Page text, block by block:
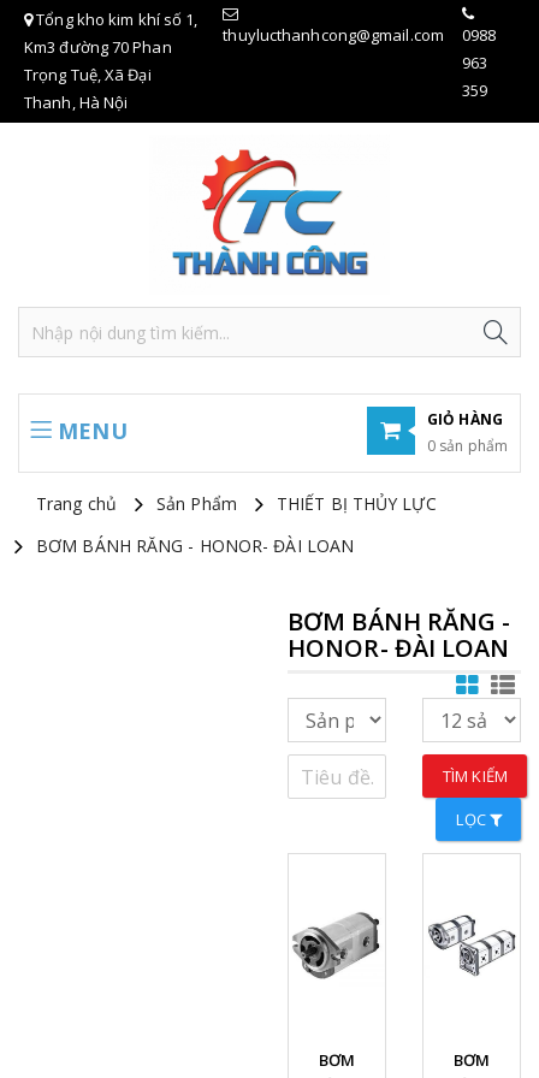
Tổng kho kim khí số 1,
Km3 đường 70 Phan
Trọng Tuệ, Xã Đại
Thanh, Hà Nội
thuylucthanhcong@gmail.com
0988
963
359
MENU
GIỎ HÀNG
0 sản phẩm
Trang chủ Sản Phẩm
THIẾT BỊ THỦY LỰC
BƠM BÁNH RĂNG - HONOR- ĐÀI LOAN
BƠM BÁNH RĂNG -
HONOR- ĐÀI LOAN
TÌM KIẾM
LỌC
Xem chi
BƠM
Xem chi
BƠM